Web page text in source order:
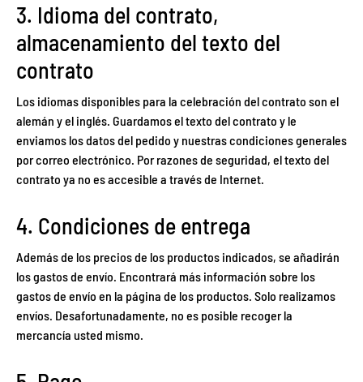
3. Idioma del contrato,
almacenamiento del texto del
contrato
Los idiomas disponibles para la celebración del contrato son el
alemán y el inglés. Guardamos el texto del contrato y le
enviamos los datos del pedido y nuestras condiciones generales
por correo electrónico. Por razones de seguridad, el texto del
contrato ya no es accesible a través de Internet.
4. Condiciones de entrega
Además de los precios de los productos indicados, se añadirán
los gastos de envío. Encontrará más información sobre los
gastos de envío en la página de los productos. Solo realizamos
envíos. Desafortunadamente, no es posible recoger la
mercancía usted mismo.